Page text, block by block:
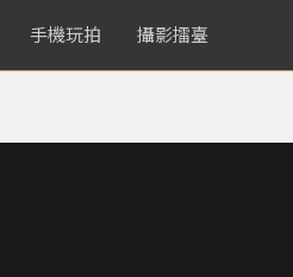
手機玩拍 攝影擂臺